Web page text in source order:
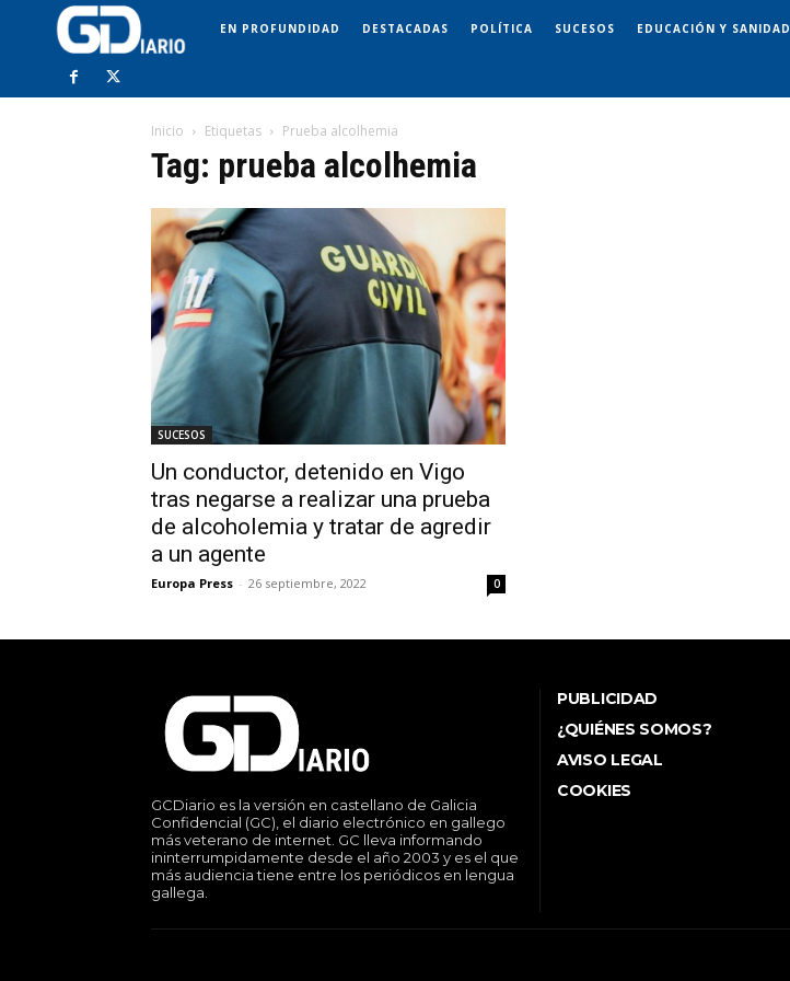
EN PROFUNDIDAD DESTACADAS POLÍTICA SUCESOS EDUCACIÓN Y SANIDAD
Inicio Etiquetas Prueba alcolhemia
Tag: prueba alcolhemia
SUCESOS
Un conductor, detenido en Vigo
tras negarse a realizar una prueba
de alcoholemia y tratar de agredir
a un agente
Europa Press - 26 septiembre, 2022 0
GCDiario es la versión en castellano de Galicia
Confidencial (GC), el diario electrónico en gallego
más veterano de internet. GC lleva informando
ininterrumpidamente desde el año 2003 y es el que
más audiencia tiene entre los periódicos en lengua
gallega.
PUBLICIDAD
¿QUIÉNES SOMOS?
AVISO LEGAL
COOKIES